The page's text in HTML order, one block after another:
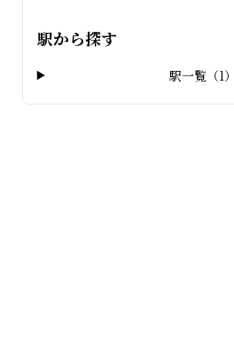
駅から探す
駅一覧（1）